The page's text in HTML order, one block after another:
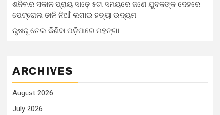
ଶନିବାର ସକାଳ ପ୍ରାୟ ସାଢ଼େ ୫ଟା ସମୟରେ ଜଣେ ଯୁବକଙ୍କ ଦେହରେ
ପେଟ୍ରୋଲ ଢାଳି ନିଆଁ ଲଗାଇ ହତ୍ୟା ଉଦ୍ୟମ
ରୁଷରୁ ତେଲ କିଣିବା ପଡ଼ିପାରେ ମହଙ୍ଗା
ARCHIVES
August 2026
July 2026